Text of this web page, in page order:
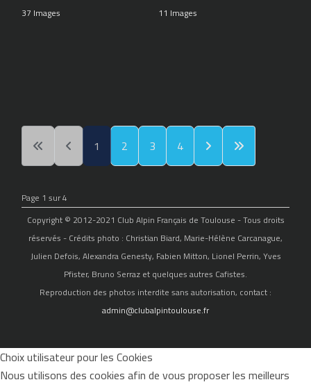
37 Images 11 Images
1 2 3 4
Page 1 sur 4
Copyright © 2012-2021 Club Alpin Français de Toulouse - Tous droits
réservés - Crédits photo : Christian Biard, Marie-Hélène Carcanague,
Julien Defois, Alexandra Genesty, Fabien Mitton, Lionel Perrin, Yves
Pfister, Bruno Serraz et quelques autres Cafistes.
Reproduction des photos interdite sans autorisation, contact :
admin@clubalpintoulouse.fr
Choix utilisateur pour les Cookies
Nous utilisons des cookies afin de vous proposer les meilleurs